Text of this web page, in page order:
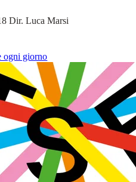
Dir. Luca Marsi
ogni giorno